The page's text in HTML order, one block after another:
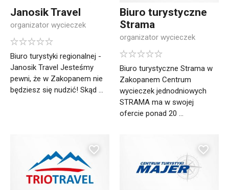
Janosik Travel
organizator wycieczek
Biuro turystyki regionalnej -
Janosik Travel Jesteśmy
pewni, że w Zakopanem nie
będziesz się nudzić! Skąd ...
Biuro turystyczne
Strama
organizator wycieczek
Biuro turystyczne Strama w
Zakopanem Centrum
wycieczek jednodniowych
STRAMA ma w swojej
ofercie ponad 20 ...